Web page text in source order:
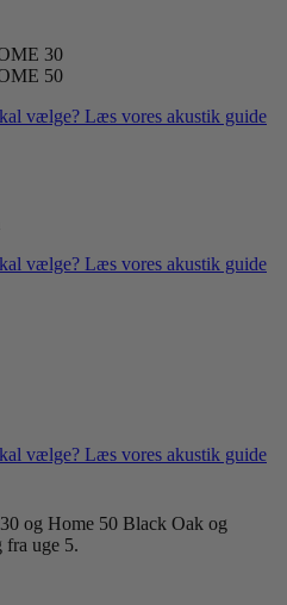
30
50
vælge? Læs vores akustik guide
vælge? Læs vores akustik guide
vælge? Læs vores akustik guide
og Home 50 Black Oak og
fra uge 5.